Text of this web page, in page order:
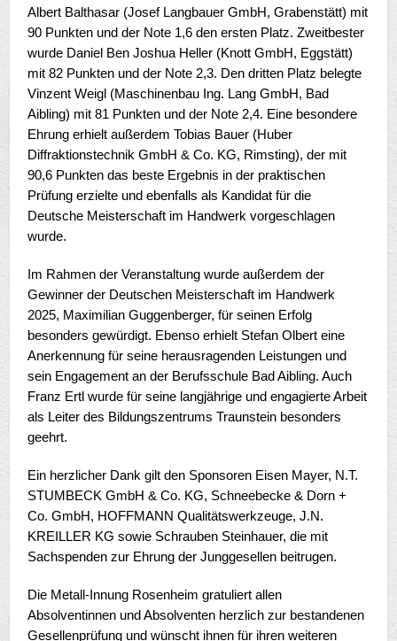
Albert Balthasar (Josef Langbauer GmbH, Grabenstätt) mit
90 Punkten und der Note 1,6 den ersten Platz. Zweitbester
wurde Daniel Ben Joshua Heller (Knott GmbH, Eggstätt)
mit 82 Punkten und der Note 2,3. Den dritten Platz belegte
Vinzent Weigl (Maschinenbau Ing. Lang GmbH, Bad
Aibling) mit 81 Punkten und der Note 2,4. Eine besondere
Ehrung erhielt außerdem Tobias Bauer (Huber
Diffraktionstechnik GmbH & Co. KG, Rimsting), der mit
90,6 Punkten das beste Ergebnis in der praktischen
Prüfung erzielte und ebenfalls als Kandidat für die
Deutsche Meisterschaft im Handwerk vorgeschlagen
wurde.
Im Rahmen der Veranstaltung wurde außerdem der
Gewinner der Deutschen Meisterschaft im Handwerk
2025, Maximilian Guggenberger, für seinen Erfolg
besonders gewürdigt. Ebenso erhielt Stefan Olbert eine
Anerkennung für seine herausragenden Leistungen und
sein Engagement an der Berufsschule Bad Aibling. Auch
Franz Ertl wurde für seine langjährige und engagierte Arbeit
als Leiter des Bildungszentrums Traunstein besonders
geehrt.
Ein herzlicher Dank gilt den Sponsoren Eisen Mayer, N.T.
STUMBECK GmbH & Co. KG, Schneebecke & Dorn +
Co. GmbH, HOFFMANN Qualitätswerkzeuge, J.N.
KREILLER KG sowie Schrauben Steinhauer, die mit
Sachspenden zur Ehrung der Junggesellen beitrugen.
Die Metall-Innung Rosenheim gratuliert allen
Absolventinnen und Absolventen herzlich zur bestandenen
Gesellenprüfung und wünscht ihnen für ihren weiteren